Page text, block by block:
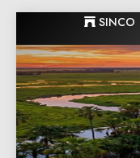
to
content
SINCO